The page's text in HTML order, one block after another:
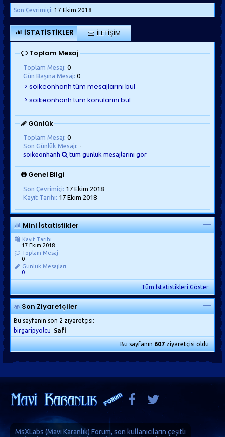
Son Çevrimiçi: 17 Ekim 2018
İSTATISTIKLER İLETIŞIM
Toplam Mesaj
Toplam Mesaj: 0
Gün Başına Mesaj: 0
Günlük
Toplam Mesaj: 0
Son Günlük Mesajı : -
soikeonhanh
tüm günlük mesajlarını gör
Genel Bilgi
Son Çevrimiçi: 17 Ekim 2018
Kayıt Tarihi: 17 Ekim 2018
Mini İstatistikler
Kayıt Tarihi
17 Ekim 2018
Toplam Mesaj
0
Günlük Mesajları
0
Tüm İstatistikleri Göster
Son Ziyaretçiler
Bu sayfanın son 2 ziyaretçisi:
birgaripyolcu
Safi
Bu sayfanın607ziyaretçisi oldu
MsXLabs (Mavi Karanlık) Forum, son kullanıcıların çeşitli